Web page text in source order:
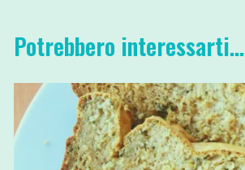
Potrebbero interessarti...